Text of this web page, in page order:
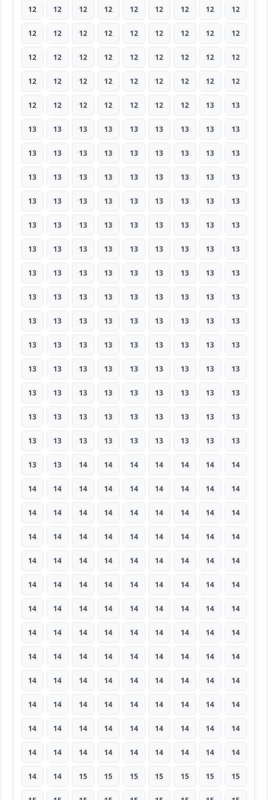
12 12 12 12 12 12 12 12 12
12 12 12 12 12 12 12 12 12
12 12 12 12 12 12 12 12 12
12 12 12 12 12 12 12 12 12
12 12 12 12 12 12 12 13 13
13 13 13 13 13 13 13 13 13
13 13 13 13 13 13 13 13 13
13 13 13 13 13 13 13 13 13
13 13 13 13 13 13 13 13 13
13 13 13 13 13 13 13 13 13
13 13 13 13 13 13 13 13 13
13 13 13 13 13 13 13 13 13
13 13 13 13 13 13 13 13 13
13 13 13 13 13 13 13 13 13
13 13 13 13 13 13 13 13 13
13 13 13 13 13 13 13 13 13
13 13 13 13 13 13 13 13 13
13 13 13 13 13 13 13 13 13
13 13 13 13 13 13 13 13 13
13 13 14 14 14 14 14 14 14
14 14 14 14 14 14 14 14 14
14 14 14 14 14 14 14 14 14
14 14 14 14 14 14 14 14 14
14 14 14 14 14 14 14 14 14
14 14 14 14 14 14 14 14 14
14 14 14 14 14 14 14 14 14
14 14 14 14 14 14 14 14 14
14 14 14 14 14 14 14 14 14
14 14 14 14 14 14 14 14 14
14 14 14 14 14 14 14 14 14
14 14 14 14 14 14 14 14 14
14 14 14 14 14 14 14 14 14
14 14 15 15 15 15 15 15 15